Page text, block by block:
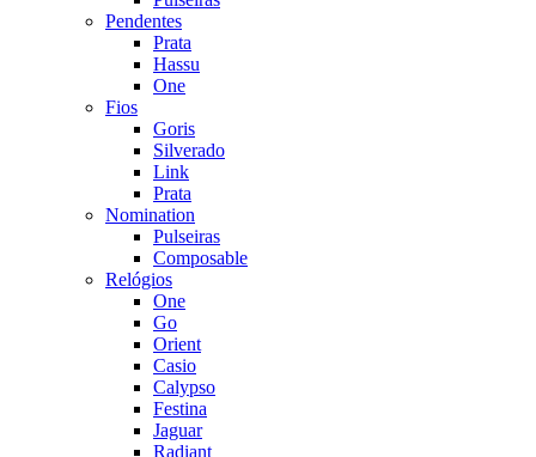
Pendentes
Prata
Hassu
One
Fios
Goris
Silverado
Link
Prata
Nomination
Pulseiras
Composable
Relógios
One
Go
Orient
Casio
Calypso
Festina
Jaguar
Radiant